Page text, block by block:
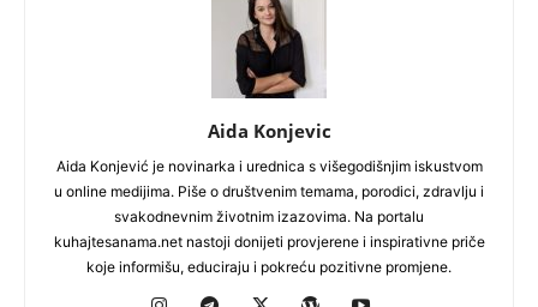
Aida Konjevic
Aida Konjević je novinarka i urednica s višegodišnjim iskustvom
u online medijima. Piše o društvenim temama, porodici, zdravlju i
svakodnevnim životnim izazovima. Na portalu
kuhajtesanama.net nastoji donijeti provjerene i inspirativne priče
koje informišu, educiraju i pokreću pozitivne promjene.